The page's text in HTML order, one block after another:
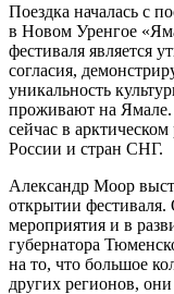
Поездка началась с
в Новом Уренгое
фестиваля является
согласия,
уникальность
проживают на
сейчас в
России и стран СНГ.
Александр Моор
открытии
мероприятия и в
губернатора
на то, что большое
других регионов,